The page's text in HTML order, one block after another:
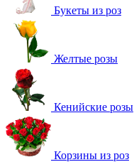
Букеты из роз
Желтые розы
Кенийские розы
Корзины из роз